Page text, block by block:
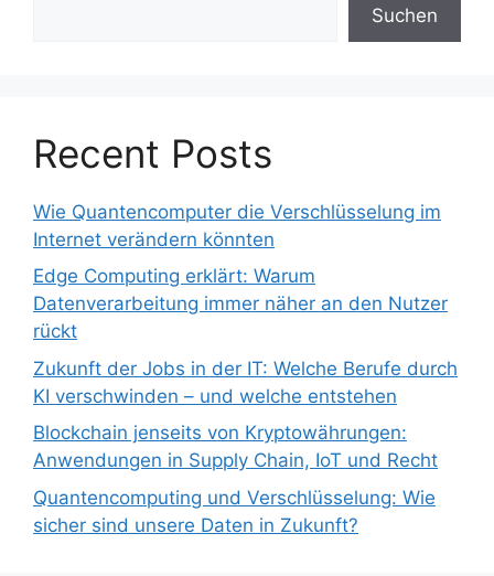
Suchen
Recent Posts
Wie Quantencomputer die Verschlüsselung im
Internet verändern könnten
Edge Computing erklärt: Warum
Datenverarbeitung immer näher an den Nutzer
rückt
Zukunft der Jobs in der IT: Welche Berufe durch
KI verschwinden – und welche entstehen
Blockchain jenseits von Kryptowährungen:
Anwendungen in Supply Chain, IoT und Recht
Quantencomputing und Verschlüsselung: Wie
sicher sind unsere Daten in Zukunft?